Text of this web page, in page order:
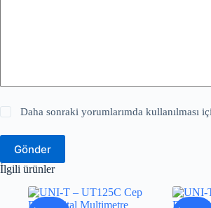
Daha sonraki yorumlarımda kullanılması
Gönder
İlgili ürünler